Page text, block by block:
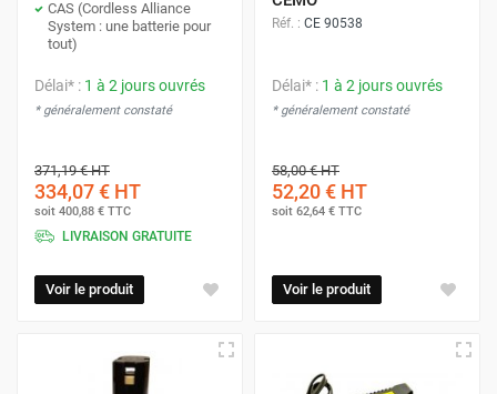
CAS (Cordless Alliance
System : une batterie pour
tout)
Délai* : 1 à 2 jours ouvrés
* généralement constaté
371,19 €HT
334,07 € HT
soit 400,88 € TTC
LIVRAISON GRATUITE
Voir le produit
Réf. : CE 90538
Délai* : 1 à 2 jours ouvrés
* généralement constaté
58,00 €HT
52,20 € HT
soit 62,64 € TTC
Voir le produit